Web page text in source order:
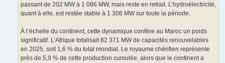
passant de 202 MW à 1 086 MW, mais reste en retrait. L’hydroélectricité,
quant à elle, est restée stable à 1 306 MW sur toute la période.
À l’échelle du continent, cette dynamique confère au Maroc un poids
significatif. L’Afrique totalisait 82 371 MW de capacités renouvelables
en 2025, soit 1,6 % du total mondial. Le royaume chérifien représente
près de 5,9 % de cette production cumulée, alors que le continent a